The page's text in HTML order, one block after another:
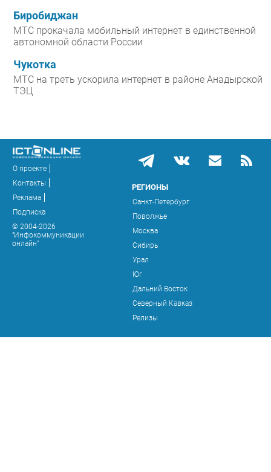
Биробиджан
МТС прокачала мобильный интернет в единственной
автономной области России
Чукотка
МТС на треть ускорила интернет в районе Анадырской
ТЭЦ
О проекте
Контакты
Реклама
Подписка
© 2004-2026
"Инфокоммуникации
онлайн"
РЕГИОНЫ
Санкт-Петербург
Поволжье
Москва
Сибирь
Урал
Юг
Дальний Восток
Северный Кавказ
Релизы